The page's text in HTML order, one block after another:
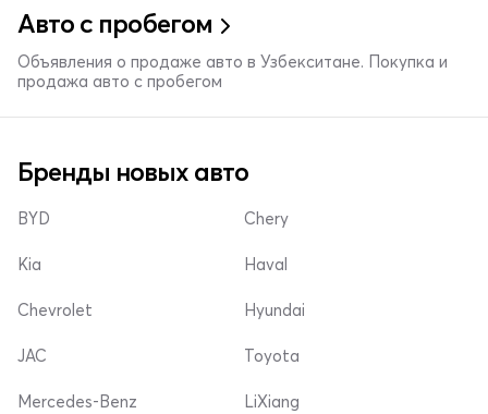
Авто с пробегом
Объявления о продаже авто в Узбекситане. Покупка и
продажа авто с пробегом
Бренды новых авто
BYD
Kia
Chevrolet
Chery
Haval
Hyundai
JAC
Mercedes-Benz
Toyota
LiXiang